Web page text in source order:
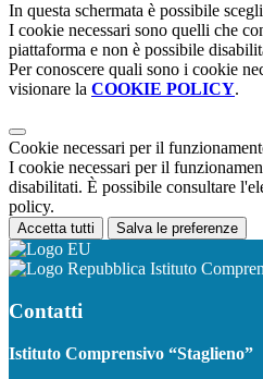
In questa schermata è possibile
I cookie necessari sono quelli che
piattaforma e non è possibile
Per conoscere quali sono i cookie
visionare la COOKIE POLICY.
Cookie necessari per il
I cookie necessari per il
disabilitati. È possibile consultare
policy.
Accetta tutti Salva le preferenze
Istituto
Contatti
Istituto Comprensivo “Staglieno”